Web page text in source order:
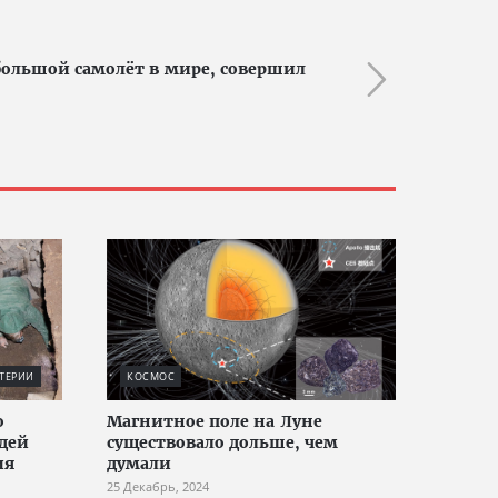
самолёт в мире, совершил
КОСМОС
Магнитное поле на Луне
существовало дольше, чем
думали
25 Декабрь, 2024